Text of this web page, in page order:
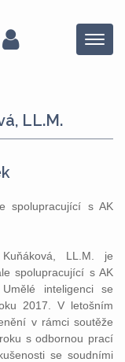
Menu
LL.M.
spolupracující s AK
LL.M. je
spolupracující s AK
inteligenci se
2017. V letošním
v rámci soutěže
s odbornou prací
se soudními